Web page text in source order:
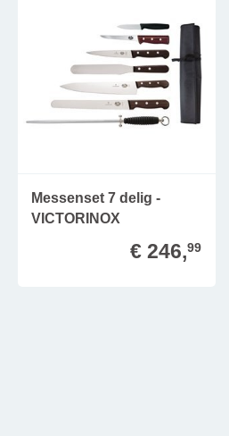
Messenset 7 delig -
VICTORINOX
€ 246,99